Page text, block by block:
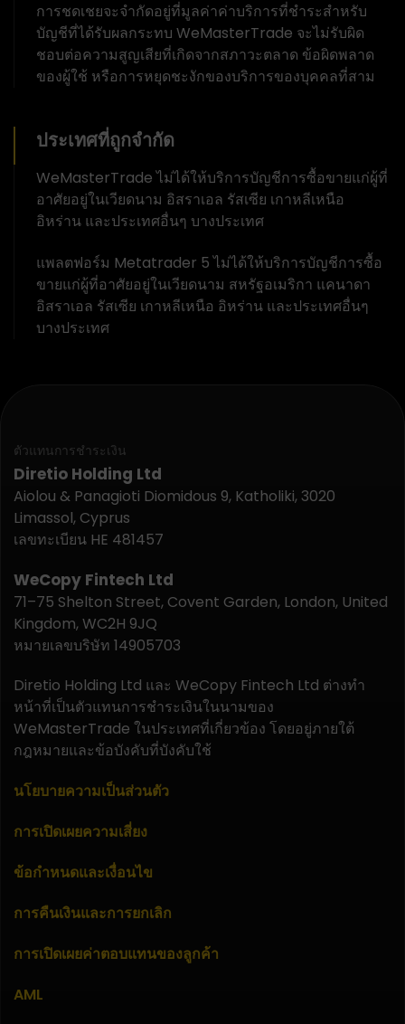
การชดเชยจะจำกัดอยู่ที่มูลค่าค่าบริการที่ชำระสำหรับ
บัญชีที่ได้รับผลกระทบ WeMasterTrade จะไม่รับผิด
ชอบต่อความสูญเสียที่เกิดจากสภาวะตลาด ข้อผิดพลาด
ของผู้ใช้ หรือการหยุดชะงักของบริการของบุคคลที่สาม
ประเทศที่ถูกจำกัด
WeMasterTrade ไม่ได้ให้บริการบัญชีการซื้อขายแก่ผู้ที่
อาศัยอยู่ในเวียดนาม อิสราเอล รัสเซีย เกาหลีเหนือ
อิหร่าน และประเทศอื่นๆ บางประเทศ
แพลตฟอร์ม Metatrader 5 ไม่ได้ให้บริการบัญชีการซื้อ
ขายแก่ผู้ที่อาศัยอยู่ในเวียดนาม สหรัฐอเมริกา แคนาดา
อิสราเอล รัสเซีย เกาหลีเหนือ อิหร่าน และประเทศอื่นๆ
บางประเทศ
ตัวแทนการชำระเงิน
Diretio Holding Ltd
Aiolou & Panagioti Diomidous 9, Katholiki, 3020
Limassol, Cyprus
เลขทะเบียน HE 481457
WeCopy Fintech Ltd
71–75 Shelton Street, Covent Garden, London, United
Kingdom, WC2H 9JQ
หมายเลขบริษัท 14905703
Diretio Holding Ltd และ WeCopy Fintech Ltd ต่างทำ
หน้าที่เป็นตัวแทนการชำระเงินในนามของ
WeMasterTrade ในประเทศที่เกี่ยวข้อง โดยอยู่ภายใต้
กฎหมายและข้อบังคับที่บังคับใช้
นโยบายความเป็นส่วนตัว
การเปิดเผยความเสี่ยง
ข้อกำหนดและเงื่อนไข
การคืนเงินและการยกเลิก
การเปิดเผยค่าตอบแทนของลูกค้า
AML